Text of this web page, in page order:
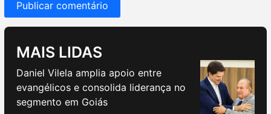
MAIS LIDAS
Daniel Vilela amplia apoio entre
evangélicos e consolida liderança no
segmento em Goiás